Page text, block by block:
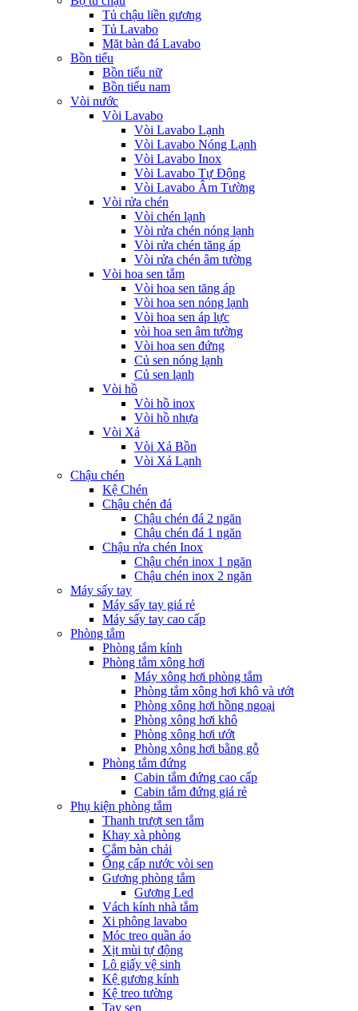
Tủ chậu liền gương
Tủ Lavabo
Mặt bàn đá Lavabo
Bồn tiểu
Bồn tiểu nữ
Bồn tiểu nam
Vòi nước
Vòi Lavabo
Vòi Lavabo Lạnh
Vòi Lavabo Nóng Lạnh
Vòi Lavabo Inox
Vòi Lavabo Tự Động
Vòi Lavabo Âm Tường
Vòi rửa chén
Vòi chén lạnh
Vòi rửa chén nóng lạnh
Vòi rửa chén tăng áp
Vòi rửa chén âm tường
Vòi hoa sen tắm
Vòi hoa sen tăng áp
Vòi hoa sen nóng lạnh
Vòi hoa sen áp lực
vòi hoa sen âm tường
Vòi hoa sen đứng
Củ sen nóng lạnh
Củ sen lạnh
Vòi hồ
Vòi hồ inox
Vòi hồ nhựa
Vòi Xả
Vòi Xả Bồn
Vòi Xả Lạnh
Chậu chén
Kệ Chén
Chậu chén đá
Chậu chén đá 2 ngăn
Chậu chén đá 1 ngăn
Chậu rửa chén Inox
Chậu chén inox 1 ngăn
Chậu chén inox 2 ngăn
Máy sấy tay
Máy sấy tay giá rẻ
Máy sấy tay cao cấp
Phòng tắm
Phòng tắm kính
Phòng tắm xông hơi
Máy xông hơi phòng tắm
Phòng tắm xông hơi khô và ướt
Phòng xông hơi hồng ngoại
Phòng xông hơi khô
Phòng xông hơi ướt
Phòng xông hơi bằng gỗ
Phòng tắm đứng
Cabin tắm đứng cao cấp
Cabin tắm đứng giá rẻ
Phụ kiện phòng tắm
Thanh trượt sen tắm
Khay xà phòng
Cắm bàn chải
Ống cấp nước vòi sen
Gương phòng tắm
Gương Led
Vách kính nhà tắm
Xi phông lavabo
Móc treo quần áo
Xịt mùi tự động
Lô giấy vệ sinh
Kệ gương kính
Kệ treo tường
Tay sen